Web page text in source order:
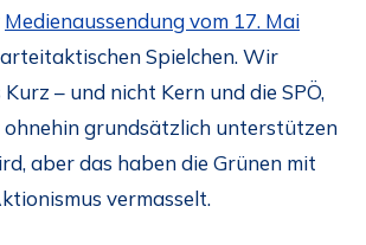
Medienaussendung vom 17. Mai
Spielchen. Wir
– und nicht Kern und die SPÖ,
ohnehin grundsätzlich unterstützen
aber das haben die Grünen mit
vermasselt.